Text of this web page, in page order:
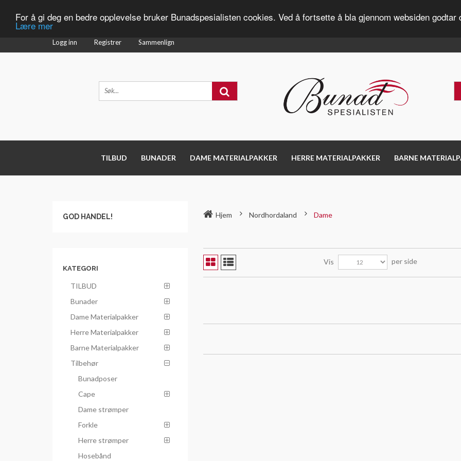
For å gi deg en bedre opplevelse bruker Bunadspesialisten cookies. Ved å fortsette å bla gjennom websiden
Lære mer
Logg inn Registrer Sammenlign
TILBUD BUNADER DAME MATERIALPAKKER HERRE MATERIALPAKKER BARNE
GOD HANDEL!
KATEGORI
TILBUD
Bunader
Dame Materialpakker
Herre Materialpakker
Barne Materialpakker
Tilbehør
Bunadposer
Cape
Dame strømper
Forkle
Herre strømper
Hosebånd
Hjem Nordhordaland Dame
Vis per side